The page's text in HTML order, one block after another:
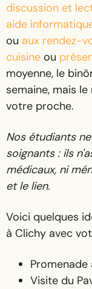
discussion et
aide
ou aux rendez-
cuisine ou
moyenne, le
semaine, mais
votre proche.
Nos étudiants
soignants : ils
médicaux, ni
et le lien.
Voici quelques
à Clichy avec
Promenade
Visite du